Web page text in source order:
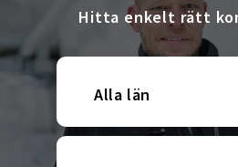
Hitta enkelt rätt
Alla län